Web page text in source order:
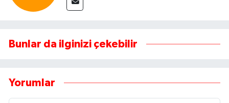
Bunlar da ilginizi çekebilir
Yorumlar